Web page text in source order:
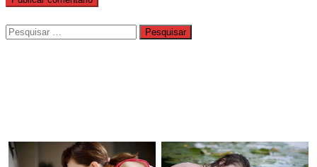
Pesquisar
por: